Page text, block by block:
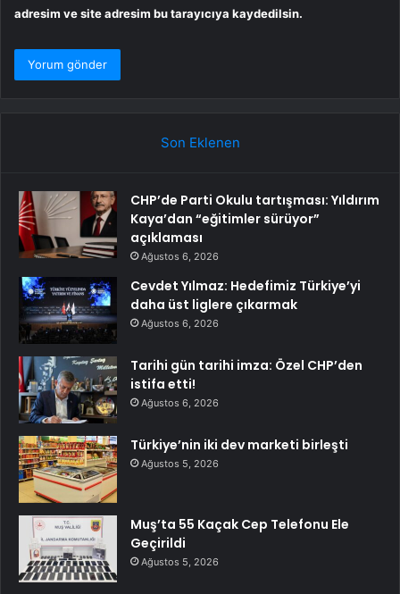
adresim ve site adresim bu tarayıcıya kaydedilsin.
Son Eklenen
CHP’de Parti Okulu tartışması: Yıldırım
Kaya’dan “eğitimler sürüyor”
açıklaması
Ağustos 6, 2026
Cevdet Yılmaz: Hedefimiz Türkiye’yi
daha üst liglere çıkarmak
Ağustos 6, 2026
Tarihi gün tarihi imza: Özel CHP’den
istifa etti!
Ağustos 6, 2026
Türkiye’nin iki dev marketi birleşti
Ağustos 5, 2026
Muş’ta 55 Kaçak Cep Telefonu Ele
Geçirildi
Ağustos 5, 2026